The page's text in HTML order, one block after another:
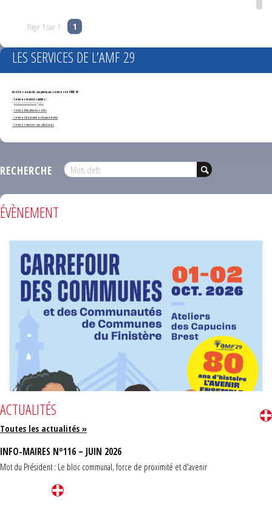
Page 1 sur 1 1
LES SERVICES DE L’AMF 29
Accédez en un clic aux principaux services de l'AMF 29 :
- Services marchés publics :
*Annonces de marchés publics
-Service formation des élus
- Service Orientation et documentation
- Services ouverts aux adhérents
RECHERCHE
ÉVÈNEMENT
ACTUALITÉS
Toutes les actualités »
INFO-MAIRES N°116 – JUIN 2026
Mot du Président : Le bloc communal, force de proximité et d'avenir